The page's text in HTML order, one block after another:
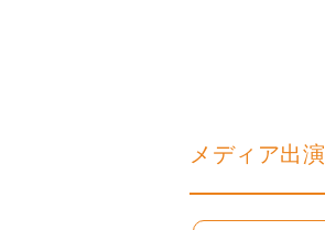
メディア出演